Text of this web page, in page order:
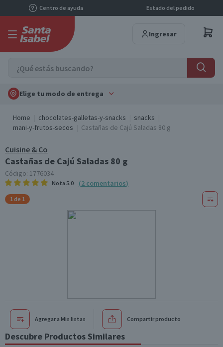
Centro de ayuda Estado del pedido
Ingresar
Elige tu modo de entrega
Home chocolates-galletas-y-snacks
snacks
mani-y-frutos-secos
Castañas de Cajú Saladas 80 g
Cuisine & Co
Castañas de Cajú Saladas 80 g
Código: 1776034
Nota 5.0 (2 comentarios)
1 de 1
Agregar a Mis listas Compartir producto
Descubre Productos Similares